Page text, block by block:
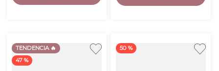
TENDENCIA 🔥
47 %
50 %